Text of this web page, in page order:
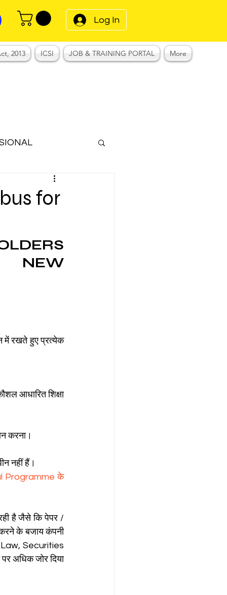
Log In
2013 ICSI JOB & TRAINING PORTAL More
Law )
Results
for
NEW
में रखते हुए प्रत्येक
आधारित शिक्षा
करना।
नहीं हैं।
Programme के
है जैसे कि पेपर /
करने के बजाय कंपनी
Law, Securities
अधिक जोर दिया